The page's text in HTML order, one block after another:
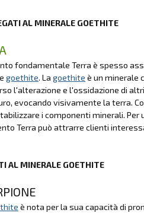
AL MINERALE GOETHITE
fondamentale Terra è spesso
goethite. La goethite è un minerale
l'alterazione e l'ossidazione di
evocando visivamente la terra.
i componenti minerali. Per
Terra può attrarre clienti
AL MINERALE GOETHITE
è nota per la sua capacità di